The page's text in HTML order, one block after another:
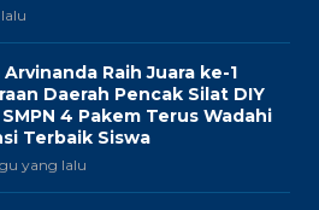
Raih Juara ke-1
Daerah Pencak Silat DIY
4 Pakem Terus Wadahi
Terbaik Siswa
yang lalu